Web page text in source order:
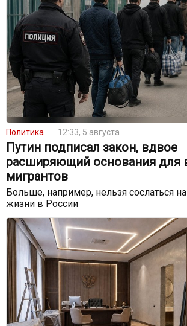
Политика 12:33, 5 августа
Путин подписал закон, вдвое
расширяющий основания для
мигрантов
Больше, например, нельзя сослаться
жизни в России